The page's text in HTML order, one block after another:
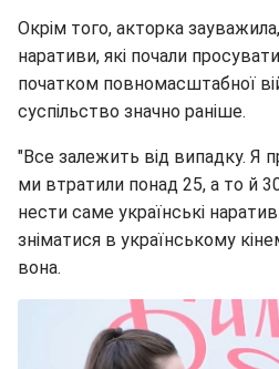
Окрім того, акторка
наративи, які почали
початком повномасштабної
суспільство значно раніше.
"Все залежить від випадку. Я
ми втратили понад 25, а то й
нести саме українські
зніматися в українському
вона.